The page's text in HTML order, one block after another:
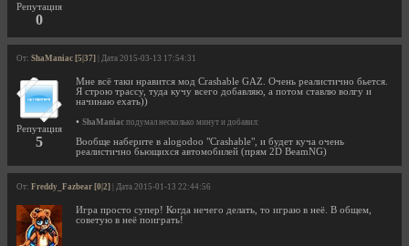
Репутация
0
От: ShaManiac [5|37] | Дата 2015-03-13 17:54:31
Репутация
5
Мне всё таки нравится мод Crashable GAZ. Очень реалистично бьется.
Я строю трассу, туда кучу всего добавляю, а потом ставлю волгу и
начинаю ехать))
• ShaManiac подумал несколько минут и добавил:
Вообще наберите в alogodoo "Crashable", и будет куча очень
реалистично бьющихся автомобилей (прям 2D BeamNG)
От: Freddy_Fazbear [0|2] | Дата 2015-01-13 22:44:56
Игра просто супер! Когда нечего делать, то играю в неё. В общем,
советую в неё поиграть!